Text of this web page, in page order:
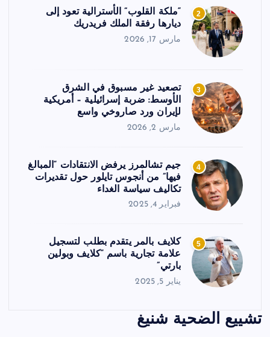
2
“ملكة القلوب” الأسترالية تعود إلى
ديارها رفقة الملك فريدريك
مارس 17, 2026
3
تصعيد غير مسبوق في الشرق
الأوسط: ضربة إسرائيلية – أمريكية
لإيران ورد صاروخي واسع
مارس 2, 2026
4
جيم تشالمرز يرفض الانتقادات “المبالغ
فيها” من أنجوس تايلور حول تقديرات
تكاليف سياسة الغداء
فبراير 4, 2025
5
كلايف بالمر يتقدم بطلب لتسجيل
علامة تجارية باسم “كلايف وبولين
بارتي”
يناير 5, 2025
تشييع الضحية شنيغ